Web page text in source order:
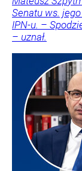
Senatu ws.
IPN-u. –
– uznał.